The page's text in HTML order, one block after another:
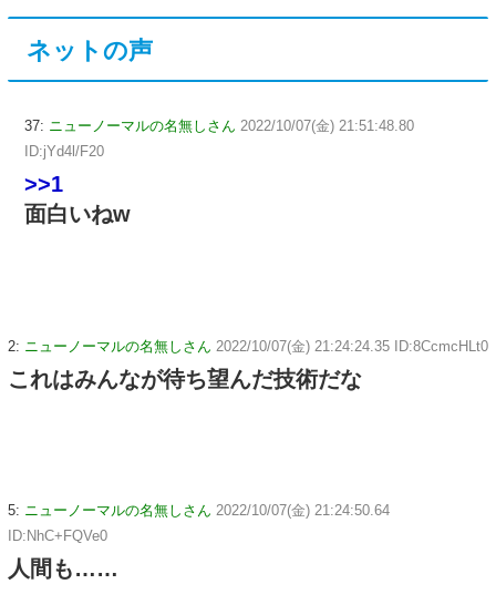
ネットの声
37: ニューノーマルの名無しさん 2022/10/07(金) 21:51:48.80
ID:jYd4l/F20
>>1
面白いねw
2: ニューノーマルの名無しさん 2022/10/07(金) 21:24:24.35 ID:8CcmcHLt0
これはみんなが待ち望んだ技術だな
5: ニューノーマルの名無しさん 2022/10/07(金) 21:24:50.64
ID:NhC+FQVe0
人間も……